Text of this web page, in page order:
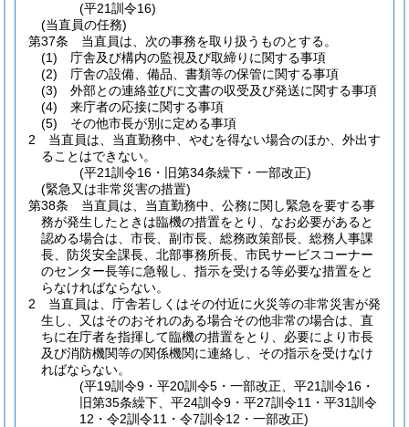
(平21訓令16)
(当直員の任務)
第37条
当直員は、次の事務を取り扱うものとする。
(1)
庁舎及び構内の監視及び取締りに関する事項
(2)
庁舎の設備、備品、書類等の保管に関する事項
(3)
外部との連絡並びに文書の収受及び発送に関する事項
(4)
来庁者の応接に関する事項
(5)
その他市長が別に定める事項
2
当直員は、当直勤務中、やむを得ない場合のほか、外出す
ることはできない。
(平21訓令16・旧第34条繰下・一部改正)
(緊急又は非常災害の措置)
第38条
当直員は、当直勤務中、公務に関し緊急を要する事
務が発生したときは臨機の措置をとり、なお必要があると
認める場合は、市長、副市長、総務政策部長、総務人事課
長、防災安全課長、北部事務所長、市民サービスコーナー
のセンター長等に急報し、指示を受ける等必要な措置をと
らなければならない。
2
当直員は、庁舎若しくはその付近に火災等の非常災害が発
生し、又はそのおそれのある場合その他非常の場合は、直
ちに在庁者を指揮して臨機の措置をとり、必要により市長
及び消防機関等の関係機関に連絡し、その指示を受けなけ
ればならない。
(平19訓令9・平20訓令5・一部改正、平21訓令16・
旧第35条繰下、平24訓令9・平27訓令11・平31訓令
12・令2訓令11・令7訓令12・一部改正)